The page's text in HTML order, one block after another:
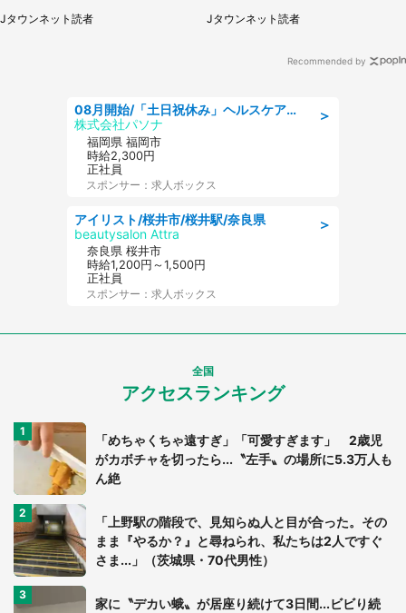
県・50代女性）
Jタウンネット読者
キャストが（60代女性）
Jタウンネット読者
Recommended by
＞
08月開始/「土日祝休み」ヘルスケア業界の産業保健師/高時給/未経験OK/要資格:保健師、正看護師
株式会社パソナ
福岡県 福岡市
時給2,300円
正社員
スポンサー：求人ボックス
＞
アイリスト/桜井市/桜井駅/奈良県
beautysalon Attra
奈良県 桜井市
時給1,200円～1,500円
正社員
スポンサー：求人ボックス
全国
アクセスランキング
「めちゃくちゃ遠すぎ」「可愛すぎます」 2歳児
がカボチャを切ったら...〝左手〟の場所に5.3万人も
ん絶
「上野駅の階段で、見知らぬ人と目が合った。その
まま『やるか？』と尋ねられ、私たちは2人ですぐ
さま...」（茨城県・70代男性）
家に〝デカい蛾〟が居座り続けて3日間...ビビり続